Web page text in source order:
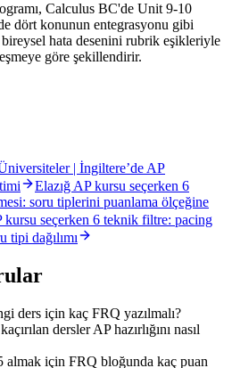
Calculus BC'de Unit 9-10
dört konunun entegrasyonu gibi
hata desenini rubrik eşikleriyle
göre şekillendirir.
| İngiltere’de AP
Elazığ AP kursu seçerken 6
soru tiplerini puanlama ölçeğine
kursu seçerken 6 teknik filtre: pacing
tipi dağılımı
ders için kaç FRQ yazılmalı?
dersler AP hazırlığını nasıl
almak için FRQ bloğunda kaç puan